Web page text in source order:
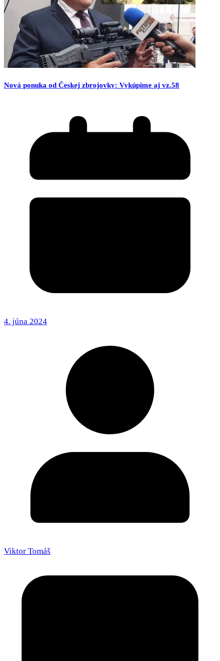
Nová ponuka od Českej zbrojovky: Vykúpime aj vz.58
4. júna 2024
Viktor Tomáš